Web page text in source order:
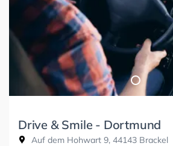
Drive & Smile - Dortmund
Auf dem Hohwart 9, 44143 Brackel